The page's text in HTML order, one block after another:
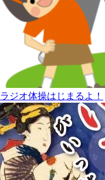
ラジオ体操はじまるよ！